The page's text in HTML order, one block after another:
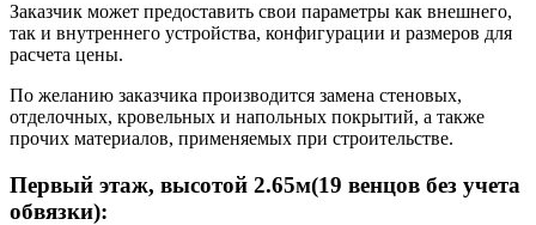
Заказчик может предоставить свои параметры как внешнего,
так и внутреннего устройства, конфигурации и размеров для
расчета цены.
По желанию заказчика производится замена стеновых,
отделочных, кровельных и напольных покрытий, а также
прочих материалов, применяемых при строительстве.
Первый этаж, высотой 2.65м(19 венцов без учета
обвязки):